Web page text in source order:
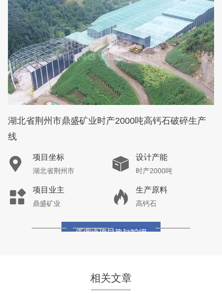
湖北省荆州市鼎盛矿业时产2000吨高钙石破碎生产
线
项目坐标
湖北省荆州市
设计产能
时产2000吨
项目业主
鼎盛矿业
生产原料
高钙石
咨询该项目执行经理
相关文章